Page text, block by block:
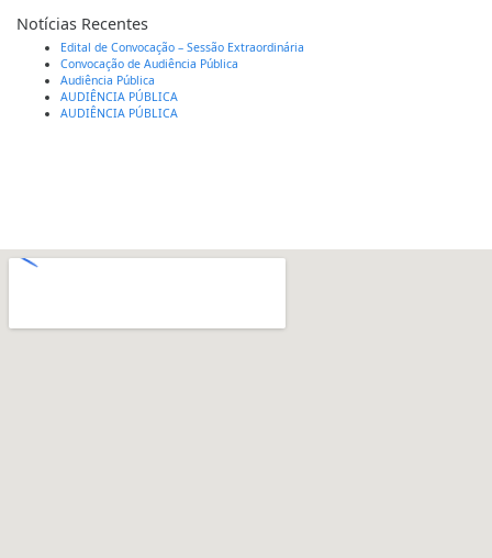
Notícias Recentes
Edital de Convocação – Sessão Extraordinária
Convocação de Audiência Pública
Audiência Pública
AUDIÊNCIA PÚBLICA
AUDIÊNCIA PÚBLICA